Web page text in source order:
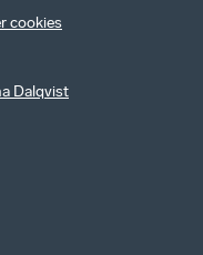
cookies
Dalqvist